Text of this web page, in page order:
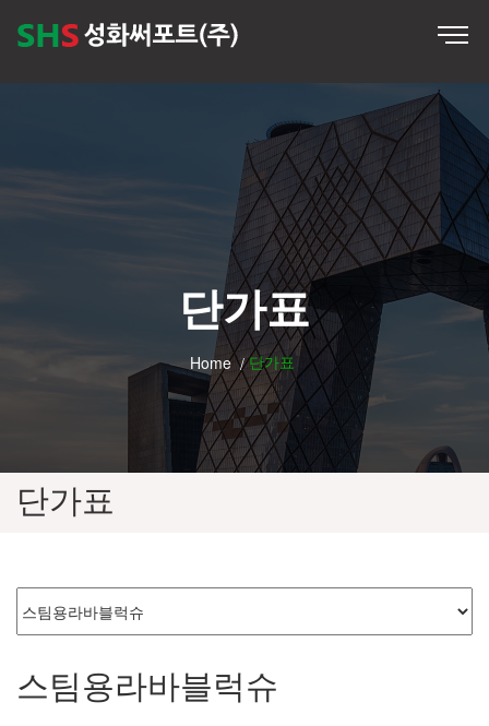
단가표
Home 단가표
단가표
스팀용라바블럭슈